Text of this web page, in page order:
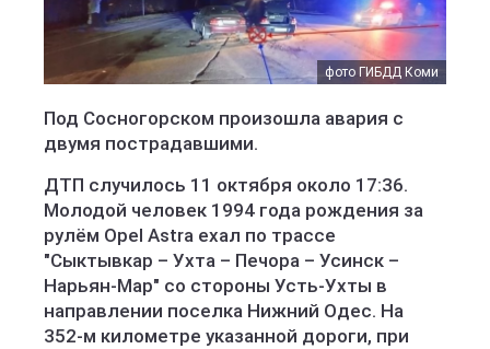
фото ГИБДД Коми
Под Сосногорском произошла авария с
двумя пострадавшими.
ДТП случилось 11 октября около 17:36.
Молодой человек 1994 года рождения за
рулём Opel Astra ехал по трассе
"Сыктывкар – Ухта – Печора – Усинск –
Нарьян-Мар" со стороны Усть-Ухты в
направлении поселка Нижний Одес. На
352-м километре указанной дороги, при